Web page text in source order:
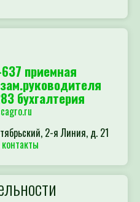
приемная
бухгалтерия
2-я Линия, д. 21